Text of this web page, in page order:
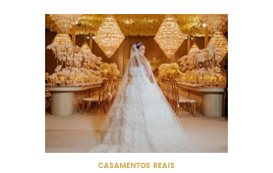
CASAMENTOS REAIS